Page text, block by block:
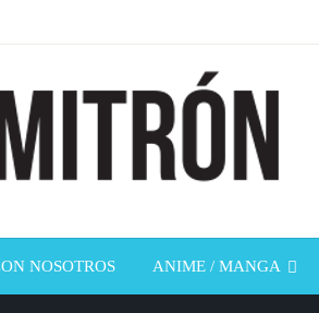
NOSOTROS ANIME / MANGA